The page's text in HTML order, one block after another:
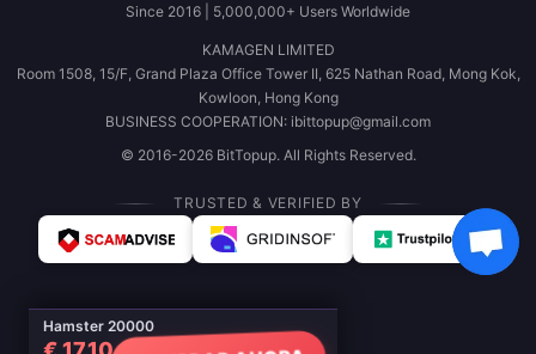
Hamster 20000
Since 2016 | 5,000,000+ Users Worldwide
KAMAGEN LIMITED
Room 1508, 15/F, Grand Plaza Office Tower II, 625 Nathan Road, Mong Kok,
Kowloon, Hong Kong
BUSINESS COOPERATION: ibittopup@gmail.com
© 2016-2026 BitTopup. All Rights Reserved.
TRUSTED & VERIFIED BY